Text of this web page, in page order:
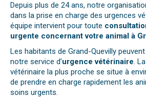
Depuis plus de 24 ans, notre
dans la prise en charge des urgences
équipe intervient pour toute
urgente concernant votre animal à
Les habitants de Grand-Quevilly
notre service d’urgence vétérinaire.
vétérinaire la plus proche se situe à
de prendre en charge rapidement les
soins urgents.